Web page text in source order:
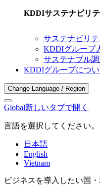
KDDIサステナビリ
サステナビリ
KDDIグループ
サステナブル
KDDIグループについ
Change Language / Region
Global新しいタブで開く
言語を選択してください。
日本語
English
Vietnam
ビジネスを導入したい国